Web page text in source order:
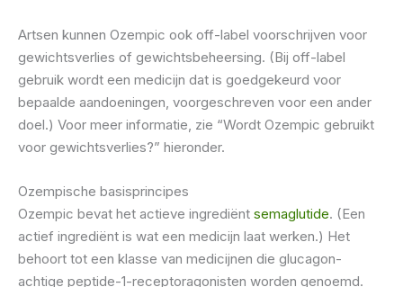
Artsen kunnen Ozempic ook off-label voorschrijven voor
gewichtsverlies of gewichtsbeheersing. (Bij off-label
gebruik wordt een medicijn dat is goedgekeurd voor
bepaalde aandoeningen, voorgeschreven voor een ander
doel.) Voor meer informatie, zie “Wordt Ozempic gebruikt
voor gewichtsverlies?” hieronder.
Ozempische basisprincipes
Ozempic bevat het actieve ingrediënt semaglutide. (Een
actief ingrediënt is wat een medicijn laat werken.) Het
behoort tot een klasse van medicijnen die glucagon-
achtige peptide-1-receptoragonisten worden genoemd.